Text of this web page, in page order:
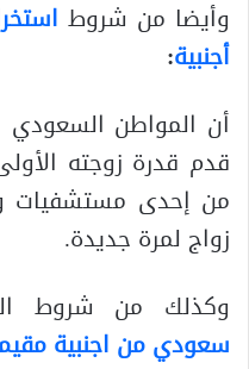
وأيضا من شروط
أجنبية:
أن المواطن السعودي
قدم قدرة زوجته
من إحدى مستشفيات
زواج لمرة جديدة.
وكذلك من شروط
سعودي من اجنبية